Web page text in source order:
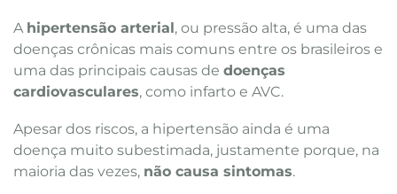
A hipertensão arterial, ou pressão alta, é uma das
doenças crônicas mais comuns entre os brasileiros e
uma das principais causas de doenças
cardiovasculares, como infarto e AVC.
Apesar dos riscos, a hipertensão ainda é uma
doença muito subestimada, justamente porque, na
maioria das vezes, não causa sintomas.